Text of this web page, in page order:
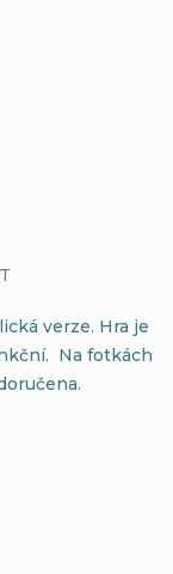
verze. Hra je
Na fotkách